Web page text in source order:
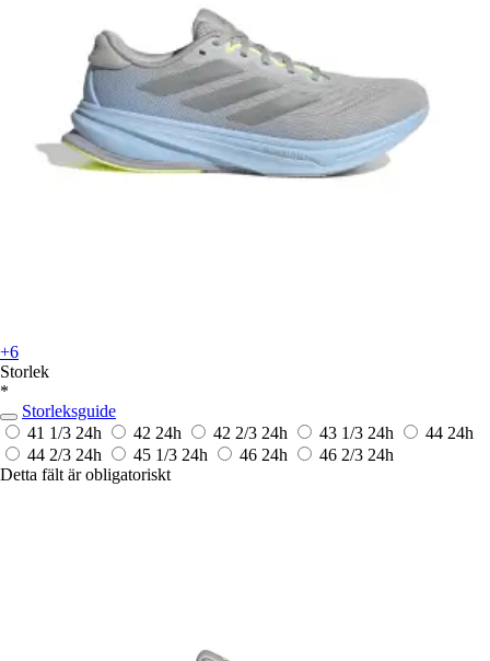
+6
Storlek
*
Storleksguide
41 1/3 24h 42 24h 42 2/3 24h 43 1/3 24h 44 24h
44 2/3 24h 45 1/3 24h 46 24h 46 2/3 24h
Detta fält är obligatoriskt